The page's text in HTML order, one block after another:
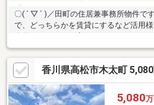
〇( ´ ▽ ` )／田町の住居兼事務所物件で
で、どっちらかを賃貸にするなど活用様
香川県高松市木太町
5,080